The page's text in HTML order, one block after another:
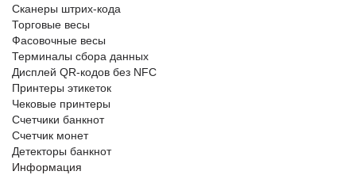
Сканеры штрих-кода
Торговые весы
Фасовочные весы
Терминалы сбора данных
Дисплей QR-кодов без NFC
Принтеры этикеток
Чековые принтеры
Счетчики банкнот
Счетчик монет
Детекторы банкнот
Информация